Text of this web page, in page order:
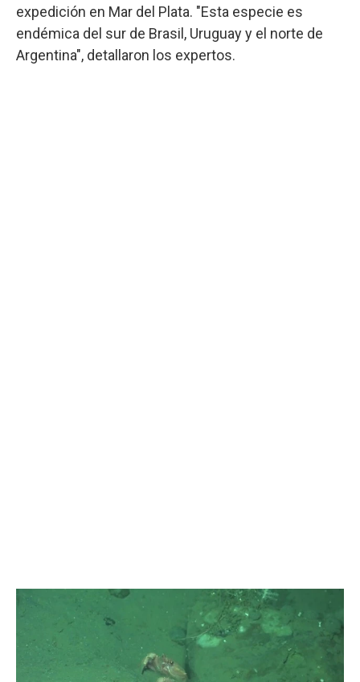
expedición en Mar del Plata. "Esta especie es
endémica del sur de Brasil, Uruguay y el norte de
Argentina", detallaron los expertos.